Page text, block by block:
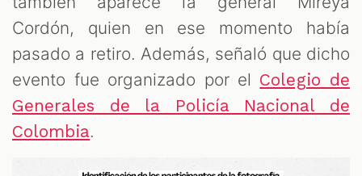
Cordón, quien en ese momento había
pasado a retiro. Además, señaló que dicho
evento fue organizado por el Colegio de
Generales de la Policía Nacional de
Colombia.